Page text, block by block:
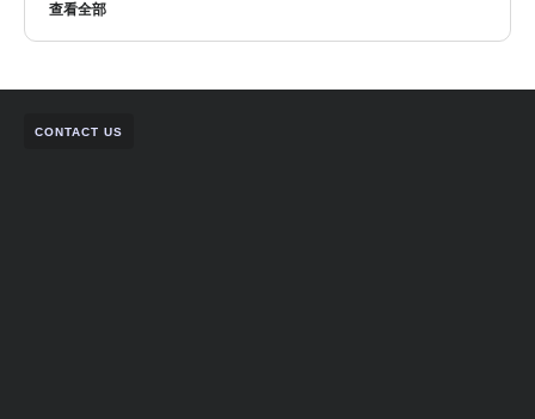
查看全部
CONTACT US